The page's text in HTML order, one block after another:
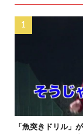
「魚突きドリル」